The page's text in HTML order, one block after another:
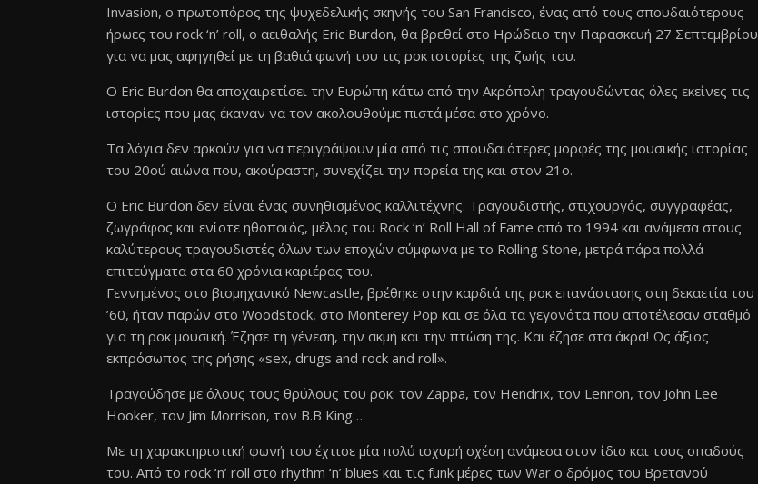
Invasion, ο πρωτοπόρος της ψυχεδελικής σκηνής του San Francisco, ένας από τους σπουδαιότερους
ήρωες του rock ‘n’ roll, ο αειθαλής Eric Burdon, θα βρεθεί στο Ηρώδειο την Παρασκευή 27 Σεπτεμβρίου
για να μας αφηγηθεί με τη βαθιά φωνή του τις ροκ ιστορίες της ζωής του.
Ο Eric Burdon θα αποχαιρετίσει την Ευρώπη κάτω από την Ακρόπολη τραγουδώντας όλες εκείνες τις
ιστορίες που μας έκαναν να τον ακολουθούμε πιστά μέσα στο χρόνο.
Τα λόγια δεν αρκούν για να περιγράψουν μία από τις σπουδαιότερες μορφές της μουσικής ιστορίας
του 20ού αιώνα που, ακούραστη, συνεχίζει την πορεία της και στον 21ο.
Ο Eric Burdon δεν είναι ένας συνηθισμένος καλλιτέχνης. Τραγουδιστής, στιχουργός, συγγραφέας,
ζωγράφος και ενίοτε ηθοποιός, μέλος του Rock ‘n’ Roll Hall of Fame από το 1994 και ανάμεσα στους
καλύτερους τραγουδιστές όλων των εποχών σύμφωνα με το Rolling Stone, μετρά πάρα πολλά
επιτεύγματα στα 60 χρόνια καριέρας του.
Γεννημένος στο βιομηχανικό Newcastle, βρέθηκε στην καρδιά της ροκ επανάστασης στη δεκαετία του
’60, ήταν παρών στο Woodstock, στο Monterey Pop και σε όλα τα γεγονότα που αποτέλεσαν σταθμό
για τη ροκ μουσική. Έζησε τη γένεση, την ακμή και την πτώση της. Και έζησε στα άκρα! Ως άξιος
εκπρόσωπος της ρήσης «sex, drugs and rock and roll».
Τραγούδησε με όλους τους θρύλους του ροκ: τον Zappa, τον Hendrix, τον Lennon, τον John Lee
Hooker, τον Jim Morrison, τον B.B King…
Με τη χαρακτηριστική φωνή του έχτισε μία πολύ ισχυρή σχέση ανάμεσα στον ίδιο και τους οπαδούς
του. Από τo rock ‘n’ roll στο rhythm ‘n’ blues και τις funk μέρες των War ο δρόμος του Βρετανού